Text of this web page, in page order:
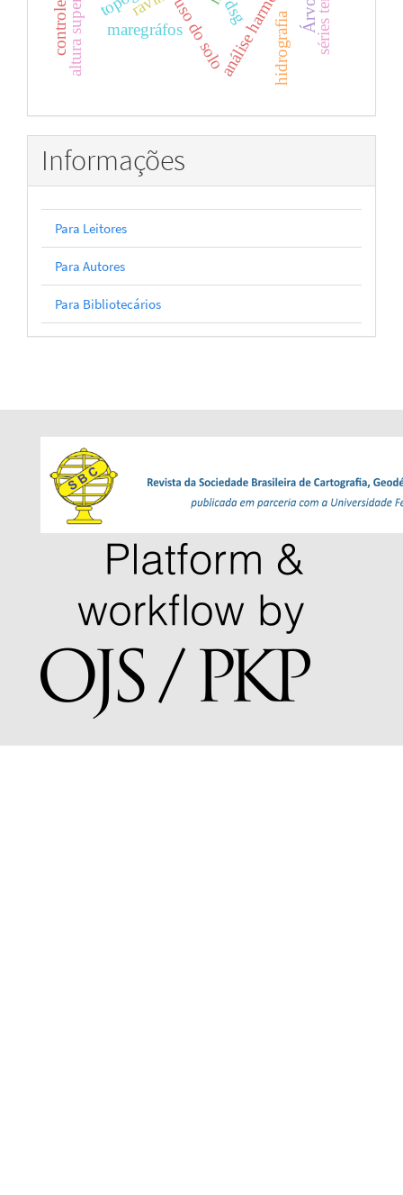
uso do solo
maregráfos hidrografia
dsg
Informações
Para Leitores
Para Autores
Para Bibliotecários